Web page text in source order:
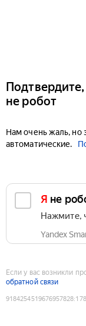
не робот
Нам очень жаль, но
автоматические.
Я не
Нажмите,
Yandex
Если у вас возникли
обратной связи
9184254519676957828: